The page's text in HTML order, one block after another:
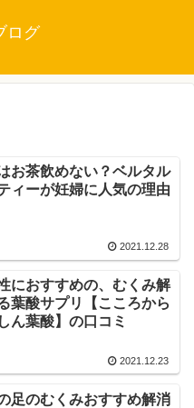
ログ
お茶飲めない？ベルタル
ィーが妊婦に人気の理由
2021.12.28
におすすめの、むくみ解
葉酸サプリ【こころから
ん葉酸】の口コミ
2021.12.23
足のむくみおすすめ解消